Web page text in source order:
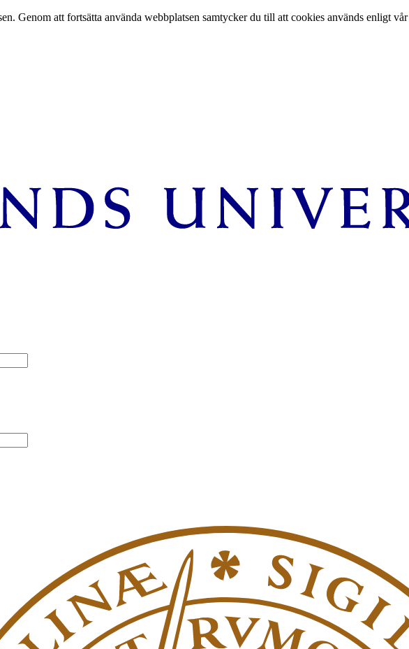
Genom att fortsätta använda webbplatsen samtycker du till att cookies används enligt vår